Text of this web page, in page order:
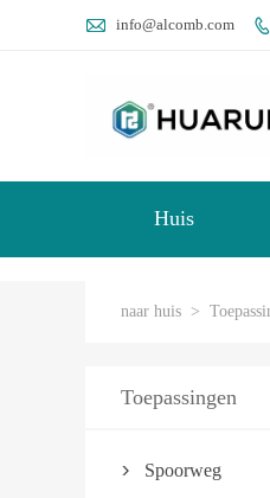
 info@alcomb.com 
Huis
naar huis >
Toepassingen
 Spoorweg